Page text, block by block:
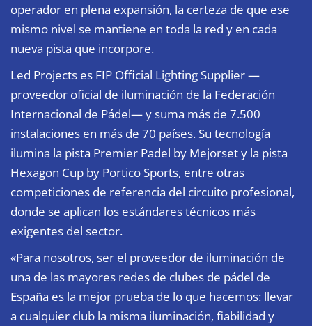
operador en plena expansión, la certeza de que ese
mismo nivel se mantiene en toda la red y en cada
nueva pista que incorpore.
Led Projects es FIP Official Lighting Supplier —
proveedor oficial de iluminación de la Federación
Internacional de Pádel— y suma más de 7.500
instalaciones en más de 70 países. Su tecnología
ilumina la pista Premier Padel by Mejorset y la pista
Hexagon Cup by Portico Sports, entre otras
competiciones de referencia del circuito profesional,
donde se aplican los estándares técnicos más
exigentes del sector.
«Para nosotros, ser el proveedor de iluminación de
una de las mayores redes de clubes de pádel de
España es la mejor prueba de lo que hacemos: llevar
a cualquier club la misma iluminación, fiabilidad y